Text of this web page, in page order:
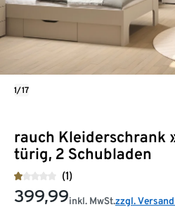
rauch Kleiderschrank
türig, 2 Schubladen
(1)
399,99inkl. MwSt.zzgl.
1/17